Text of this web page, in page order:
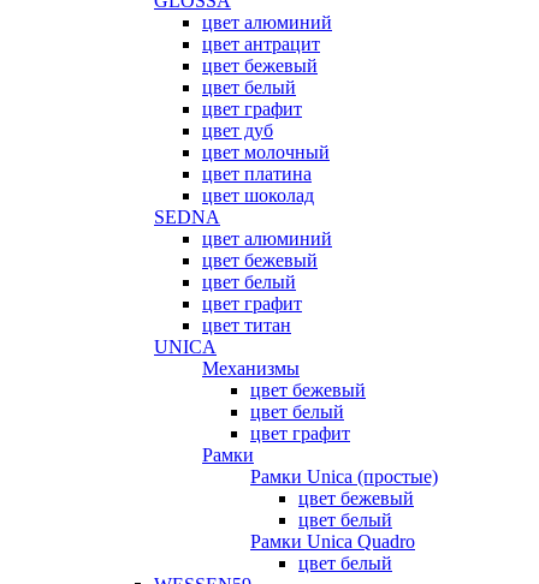
цвет алюминий
цвет антрацит
цвет бежевый
цвет белый
цвет графит
цвет дуб
цвет молочный
цвет платина
цвет шоколад
SEDNA
цвет алюминий
цвет бежевый
цвет белый
цвет графит
цвет титан
UNICA
Механизмы
цвет бежевый
цвет белый
цвет графит
Рамки
Рамки Unica (простые)
цвет бежевый
цвет белый
Рамки Unica Quadro
цвет белый